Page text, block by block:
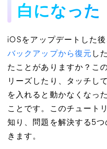
白になった
iOSをアップデートした
バックアップから復元 し
たことがありますか？こ
リーズしたり、タッチし
を入れると動かなくなっ
ことです。このチュート
知り、問題を解決する5
きます。